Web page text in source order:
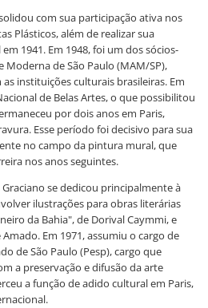
com sua participação ativa nos
Plásticos, além de realizar sua
1941. Em 1948, foi um dos sócios-
de São Paulo (MAM/SP),
instituições culturais brasileiras. Em
de Belas Artes, o que possibilitou
por dois anos em Paris,
Esse período foi decisivo para sua
no campo da pintura mural, que
nos anos seguintes.
se dedicou principalmente à
ilustrações para obras literárias
da Bahia", de Dorival Caymmi, e
Em 1971, assumiu o cargo de
de São Paulo (Pesp), cargo que
a preservação e difusão da arte
a função de adido cultural em Paris,